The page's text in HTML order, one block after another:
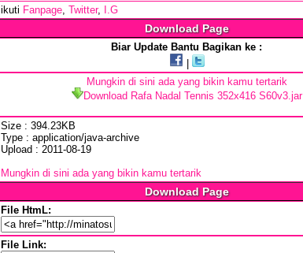
ikuti Fanpage, Twitter, I.G
Download Page
Biar Update Bantu Bagikan ke :
Mungkin di sini ada yang bikin kamu tertarik
Download Rafa Nadal Tennis 352x416 S60v3.jar
Size : 394.23KB
Type : application/java-archive
Upload : 2011-08-19
Mungkin di sini ada yang bikin kamu tertarik
Download Page
File HtmL:
File Link: